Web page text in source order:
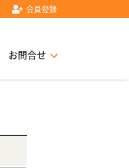
会員登録
お問合せ